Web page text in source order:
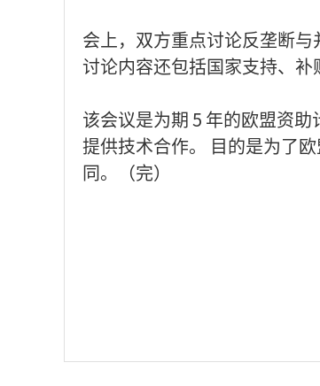
会上，双方重点讨论反垄断与
讨论内容还包括国家支持、补
该会议是为期 5 年的欧盟资
提供技术合作。 目的是为了
同。（完）